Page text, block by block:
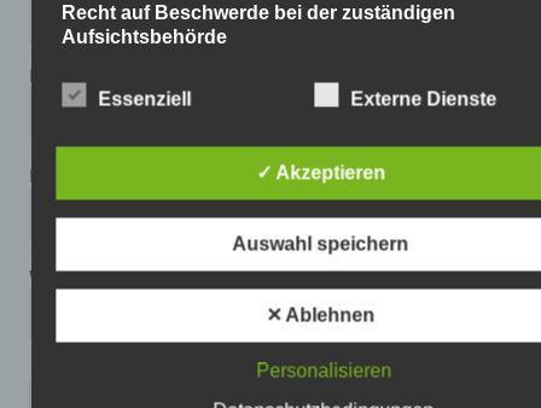
Name
E-Mail-Adresse
Website
Recht auf Beschwerde bei der zuständigen
Aufsichtsbehörde
datenschutzrechtlichen Verstoßes ein
der zuständigen Aufsichtsbehörde zu. Zuständige
sich der Sitz unseres Unternehmens befindet. Der
Link stellt eine Liste der Datenschutzbeauftragten
bereit: https://www.bfdi.bund.de/DE/Infothek/
anschriften_links-node.html.
Recht auf Datenübertragbarkeit
Ihnen steht das Recht zu, Daten, die wir auf Grundlage
Einwilligung oder in Erfüllung eines Vertrags
verarbeiten, an sich oder an Dritte aushändigen zu
Essenziell Externe Dienste
✓ Akzeptieren
Auswahl speichern
✕ Ablehnen
Personalisieren